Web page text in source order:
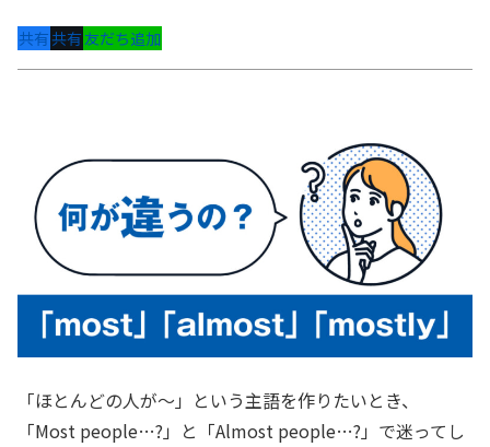
共有共有友だち追加
「ほとんどの人が〜」という主語を作りたいとき、
「Most people…?」と「Almost people…?」で迷ってし